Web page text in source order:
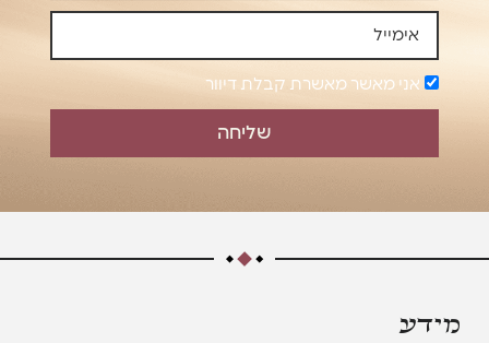
אני מאשר מאשרת קבלת דיוור
שליחה
מידע